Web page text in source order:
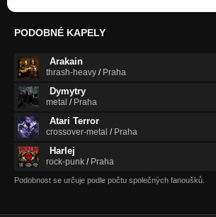
PODOBNÉ KAPELY
Arakain
thrash-heavy / Praha
Dymytry
metal / Praha
Atari Terror
crossover-metal / Praha
Harlej
rock-punk / Praha
Podobnost se určuje podle počtu společných fanoušků.